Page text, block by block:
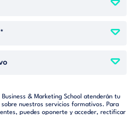
Business & Marketing School atenderán tu
nuestros servicios formativos. Para
puedes oponerte y acceder, rectificar